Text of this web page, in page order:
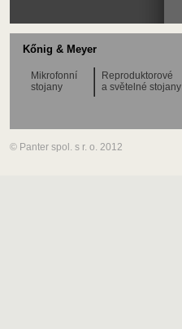
Kőnig & Meyer
Mikrofonní
stojany
Reproduktorové
a světelné stojany
© Panter spol. s r. o. 2012